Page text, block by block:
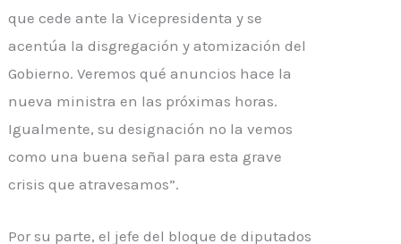
que cede ante la Vicepresidenta y se
acentúa la disgregación y atomización del
Gobierno. Veremos qué anuncios hace la
nueva ministra en las próximas horas.
Igualmente, su designación no la vemos
como una buena señal para esta grave
crisis que atravesamos”.
Por su parte, el jefe del bloque de diputados